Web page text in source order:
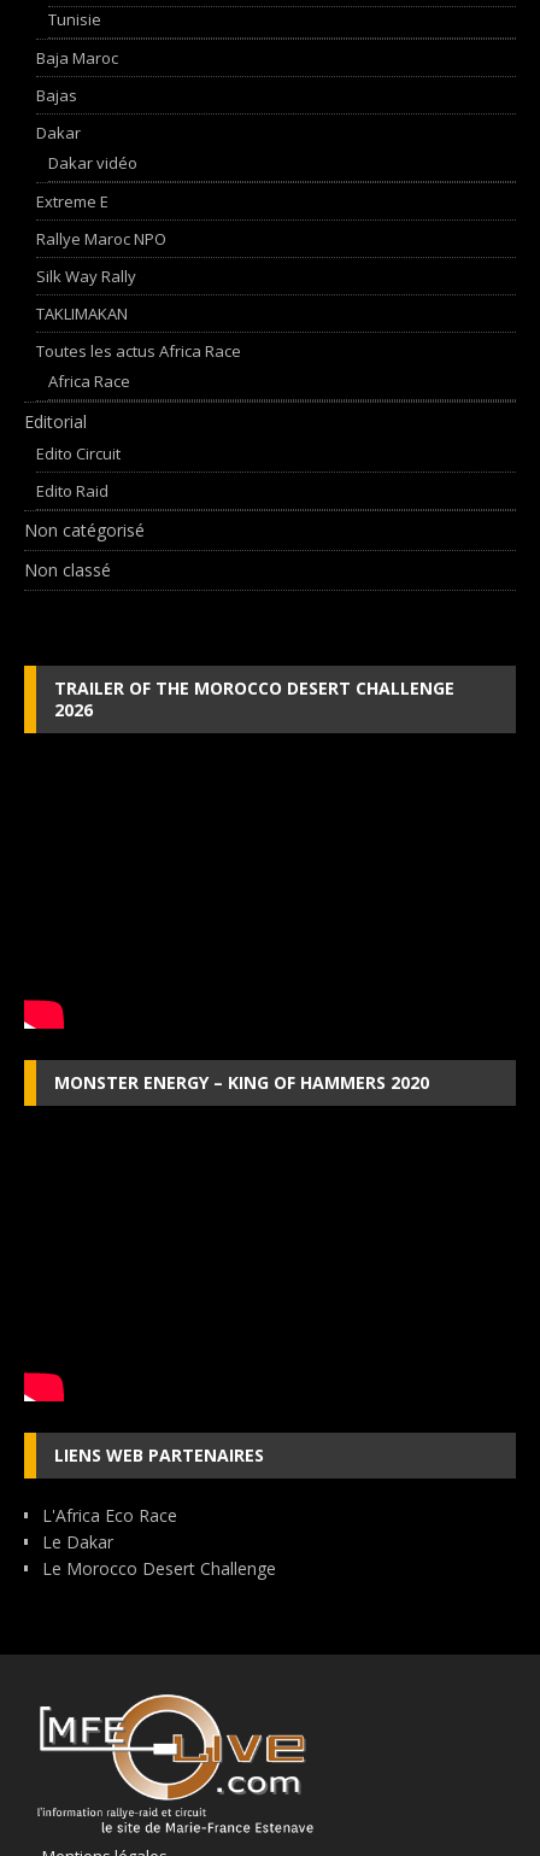
Tunisie
Baja Maroc
Bajas
Dakar
Dakar vidéo
Extreme E
Rallye Maroc NPO
Silk Way Rally
TAKLIMAKAN
Toutes les actus Africa Race
Africa Race
Editorial
Edito Circuit
Edito Raid
Non catégorisé
Non classé
TRAILER OF THE MOROCCO DESERT CHALLENGE
2026
MONSTER ENERGY – KING OF HAMMERS 2020
LIENS WEB PARTENAIRES
L'Africa Eco Race
Le Dakar
Le Morocco Desert Challenge